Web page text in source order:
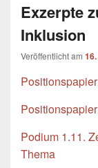
Exzerpte
Inklusion
Veröffentlicht am
Podium 1.11.
Thema